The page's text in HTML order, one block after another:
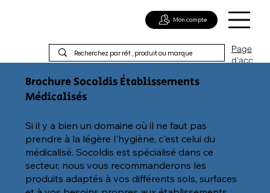
Page
d'acc
Mon compte
Brochure Socoldis Établissements
Médicalisés
Si il y a bien un domaine où il ne faut pas
prendre à la légère l'hygiène, c'est celui du
médicalisé. Socoldis est spécialisé dans ce
secteur, nous vous recommanderons les
produits adaptés à vos différents sols, surfaces